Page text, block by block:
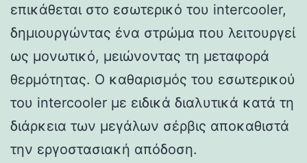
επικάθεται στο εσωτερικό του intercooler,
δημιουργώντας ένα στρώμα που λειτουργεί
ως μονωτικό, μειώνοντας τη μεταφορά
θερμότητας. Ο καθαρισμός του εσωτερικού
του intercooler με ειδικά διαλυτικά κατά τη
διάρκεια των μεγάλων σέρβις αποκαθιστά
την εργοστασιακή απόδοση.